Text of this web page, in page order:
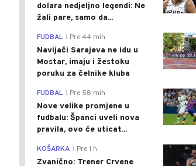
dolara nedjeljno legendi: Ne
žali pare, samo da...
FUDBAL Pre 44 min
Navijači Sarajeva ne idu u
Mostar, imaju i žestoku
poruku za čelnike kluba
FUDBAL Pre 58 min
Nove velike promjene u
fudbalu: Španci uveli nova
pravila, ovo će uticat...
KOŠARKA Pre 1 h
Zvanično: Trener Crvene